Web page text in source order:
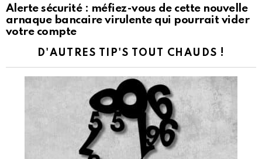
Alerte sécurité : méfiez-vous de cette nouvelle
arnaque bancaire virulente qui pourrait vider
votre compte
D'AUTRES TIP'S TOUT CHAUDS !